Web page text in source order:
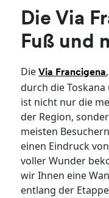
Die Via
Fuß und
DieVia Francigena
durch die Toskana
ist nicht nur die
der Region,
meisten
einen Eindruck
voller Wunder
wir Ihnen eine
entlang der